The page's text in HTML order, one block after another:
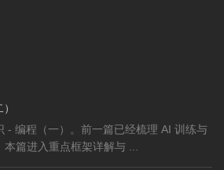
- 编程（一）。前一篇已经梳理 AI 训练与
篇进入重点框架详解与 ...